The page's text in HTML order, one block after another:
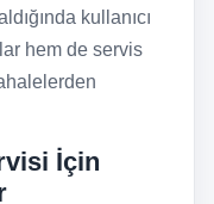
kullanıcı
hem de servis
İçin